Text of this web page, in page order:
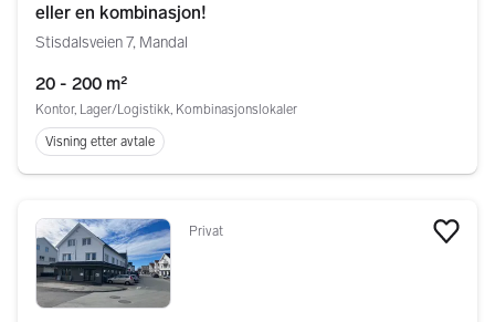
eller en kombinasjon!
Stisdalsveien 7, Mandal
20 - 200 m²
Kontor, Lager/Logistikk, Kombinasjonslokaler
Visning etter avtale
Privat